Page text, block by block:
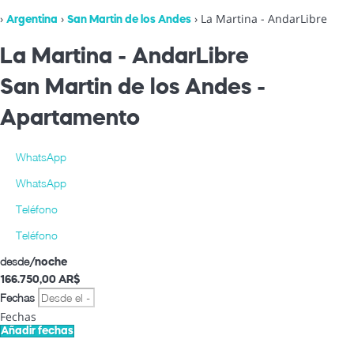
› Argentina › San Martin de los Andes › La Martina - AndarLibre
La Martina - AndarLibre
San Martin de los Andes -
Apartamento
WhatsApp
WhatsApp
Teléfono
Teléfono
desde/noche
166.750,00 AR$
Fechas
Fechas
Añadir fechas